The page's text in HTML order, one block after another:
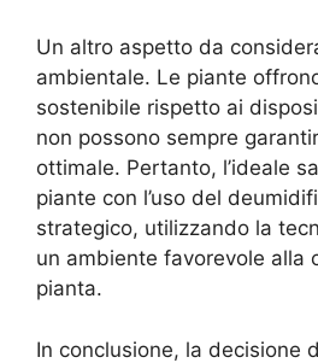
Un altro aspetto da
ambientale. Le piante
sostenibile rispetto ai
non possono sempre
ottimale. Pertanto, l’ideale
piante con l’uso del
strategico, utilizzando la
un ambiente favorevole alla
pianta.
In conclusione, la decisione